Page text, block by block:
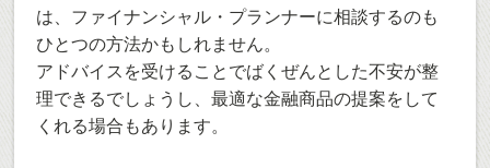
は、ファイナンシャル・プランナーに相談するのも
ひとつの方法かもしれません。
アドバイスを受けることでばくぜんとした不安が整
理できるでしょうし、最適な金融商品の提案をして
くれる場合もあります。